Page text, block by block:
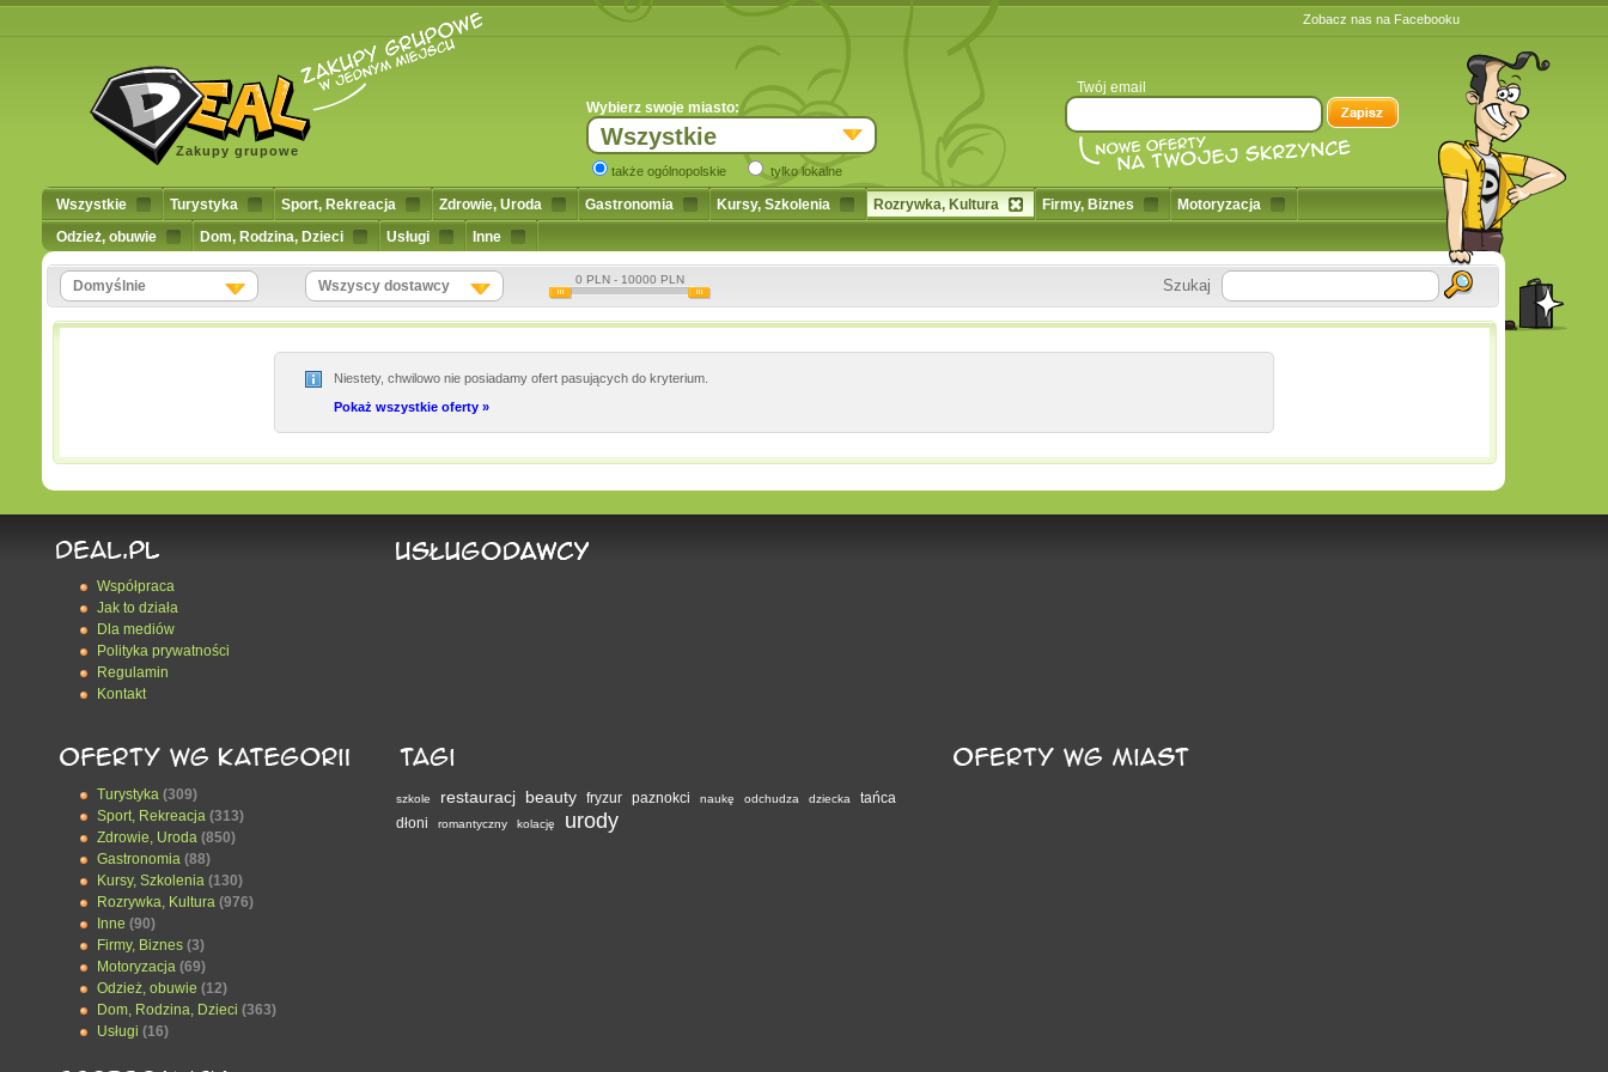
Zakupy grupowe
Wybierz swoje miasto:
Wszystkie
także ogólnopolskie tylko lokalne
Twój email
Zobacz nas na Facebooku
Wszystkie Turystyka Sport, Rekreacja Zdrowie, Uroda Gastronomia Kursy, Szkolenia Rozrywka, Kultura Firmy, Biznes
Motoryzacja
Odzież, obuwie
Dom, Rodzina, Dzieci Usługi Inne
Domyślnie Wszyscy dostawcy 0 PLN - 10000 PLN Szukaj
Niestety, chwilowo nie posiadamy ofert pasujących do kryterium.
Pokaż wszystkie oferty »
Współpraca
Jak to działa
Dla mediów
Polityka prywatności
Regulamin
Kontakt
Turystyka (309)
Sport, Rekreacja (313)
Zdrowie, Uroda (850)
Gastronomia (88)
Kursy, Szkolenia (130)
Rozrywka, Kultura (976)
Inne (90)
Firmy, Biznes (3)
Motoryzacja (69)
Odzież, obuwie (12)
Dom, Rodzina, Dzieci (363)
Usługi (16)
szkole restauracj beauty fryzur paznokci naukę odchudza dziecka
tańca
dłoni
romantyczny kolację urody